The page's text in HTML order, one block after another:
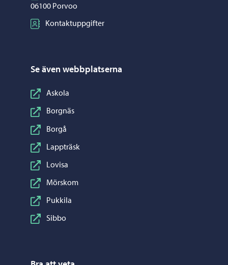
06100 Porvoo
Kontaktuppgifter
Se även webbplatserna
Askola
Borgnäs
Borgå
Lappträsk
Lovisa
Mörskom
Pukkila
Sibbo